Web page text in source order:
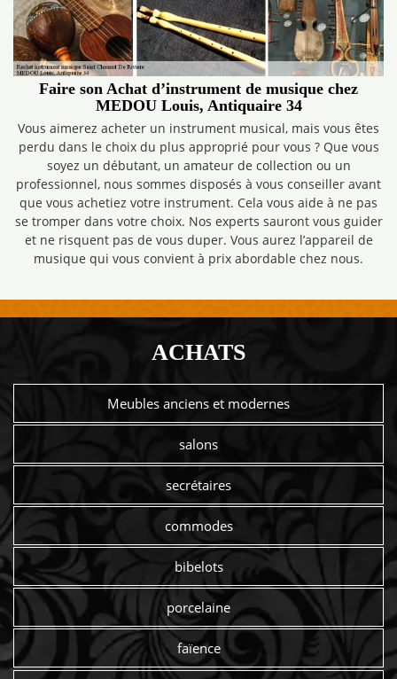
Faire son Achat d’instrument de musique chez
MEDOU Louis, Antiquaire 34
Vous aimerez acheter un instrument musical, mais vous êtes
perdu dans le choix du plus approprié pour vous ? Que vous
soyez un débutant, un amateur de collection ou un
professionnel, nous sommes disposés à vous conseiller avant
que vous achetiez votre instrument. Cela vous aide à ne pas
se tromper dans votre choix. Nos experts sauront vous guider
et ne risquent pas de vous duper. Vous aurez l’appareil de
musique qui vous convient à prix abordable chez nous.
ACHATS
Meubles anciens et modernes
salons
secrétaires
commodes
bibelots
porcelaine
faïence